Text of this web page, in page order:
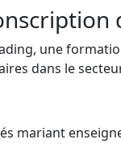
une
dans le
mariant